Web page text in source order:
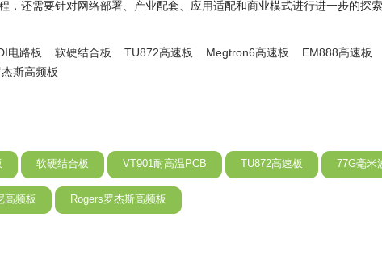
还需要针对网络部署、产业配套、应用适配和商业模式进行进一步的探
电路板 软硬结合板 TU872高速板 Megtron6高速板 EM888高速板
斯高频板
软硬结合板 VT901耐高温PCB TU872高速板 77G毫米
高频板 Rogers罗杰斯高频板